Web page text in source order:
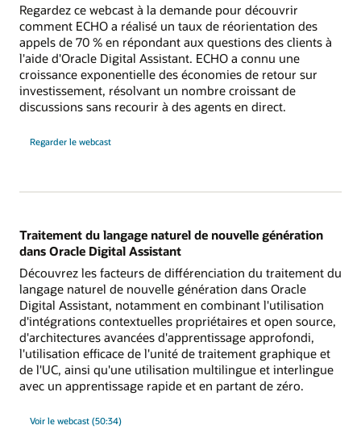
Regardez ce webcast à la demande pour découvrir
comment ECHO a réalisé un taux de réorientation des
appels de 70 % en répondant aux questions des clients à
l'aide d'Oracle Digital Assistant. ECHO a connu une
croissance exponentielle des économies de retour sur
investissement, résolvant un nombre croissant de
discussions sans recourir à des agents en direct.
Regarder le webcast
Traitement du langage naturel de nouvelle génération
dans Oracle Digital Assistant
Découvrez les facteurs de différenciation du traitement du
langage naturel de nouvelle génération dans Oracle
Digital Assistant, notamment en combinant l'utilisation
d'intégrations contextuelles propriétaires et open source,
d'architectures avancées d'apprentissage approfondi,
l'utilisation efficace de l'unité de traitement graphique et
de l'UC, ainsi qu'une utilisation multilingue et interlingue
avec un apprentissage rapide et en partant de zéro.
Voir le webcast (50:34)